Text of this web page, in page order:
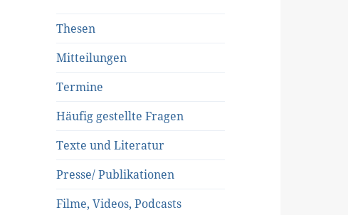
Thesen
Mitteilungen
Termine
Häufig gestellte Fragen
Texte und Literatur
Presse/ Publikationen
Filme, Videos, Podcasts